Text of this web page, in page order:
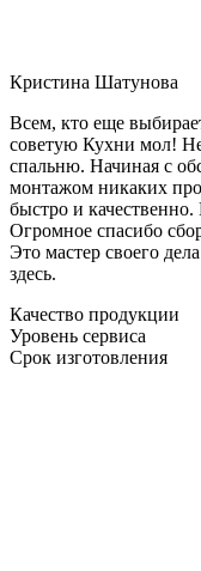
Кристина Шатунова
Всем, кто еще
советую Кухни мол!
спальню. Начиная с
монтажом никаких
быстро и
Огромное спасибо
Это мастер своего
здесь.
Качество продукции
Уровень сервиса
Срок изготовления